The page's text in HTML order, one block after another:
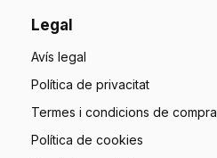
Legal
Avís legal
Política de privacitat
Termes i condicions de compra
Política de cookies